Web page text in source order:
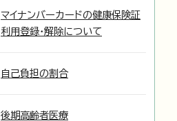
マイナンバーカードの健康保険証
利用登録・解除について
自己負担の割合
後期高齢者医療